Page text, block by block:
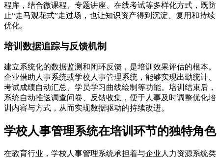
程库，结合微课程、专题讲座、在线考试等多样化方式，既防
止“走马观花式”走过场，也让知识资产得到沉淀、复用和持续
优化。
培训数据追踪与反馈机制
建立系统化的数据监测和闭环反馈，是培训效果评估的根本。
企业借助人事系统或学校人事管理系统，能够实现出勤统计、
考试成绩自动汇总、学员学习曲线绘制等功能。培训结束后，
系统自动推送调查问卷、反馈收集，便于人事及时调整优化培
训内容与方式，从而实现数据驱动的持续改进。
学校人事管理系统在培训环节的独特角色
在教育行业，学校人事管理系统承担着与企业人力资源系统类